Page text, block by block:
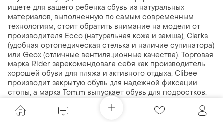
ищете для вашего ребенка обувь из натуральных
материалов, выполненную по самым современным
технологиям, стоит обратить внимание на модели от
производителя Ecco (натуральная кожа и замша), Clarks
(удобная ортопедическая стелька и наличие супинатора)
или Geox (отличные вентиляционные качества). Торговая
марка Rider зарекомендовала себя как производитель
хорошей обуви для пляжа и активного отдыха, Clibee
производит закрытую обувь для надежной фиксации
стопы, а марка Tom.m выпускает обувь для подростков.
Где купить недорогие